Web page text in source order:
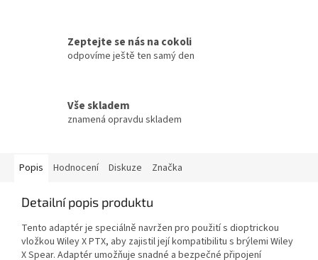
Zeptejte se nás na cokoli
odpovíme ještě ten samý den
Vše skladem
znamená opravdu skladem
Popis Hodnocení Diskuze Značka
Detailní popis produktu
Tento adaptér je speciálně navržen pro použití s dioptrickou
vložkou Wiley X PTX, aby zajistil její kompatibilitu s brýlemi Wiley
X Spear. Adaptér umožňuje snadné a bezpečné připojení